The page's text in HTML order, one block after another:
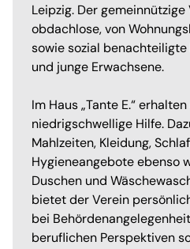
Leipzig. Der
obdachlose, von
sowie sozial
und junge Erwachsene.
Im Haus „Tante E.“
niedrigschwellige Hilfe.
Mahlzeiten, Kleidung,
Hygieneangebote ebenso
Duschen und
bietet der Verein
bei
beruflichen Perspektiven